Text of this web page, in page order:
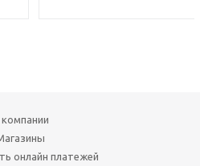
онлайн платежей